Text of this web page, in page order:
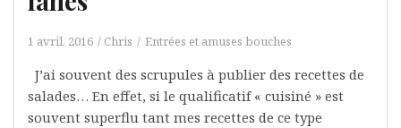
1 avril, 2016 Chris Entrées et amuses bouches
J’ai souvent des scrupules à publier des recettes de
salades… En effet, si le qualificatif « cuisiné » est
souvent superflu tant mes recettes de ce type